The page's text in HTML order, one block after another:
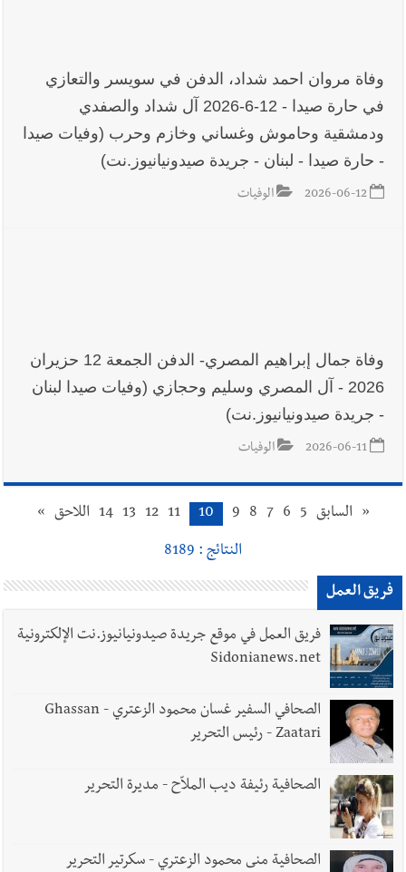
وفاة مروان احمد شداد، الدفن في سويسر والتعازي
في حارة صيدا - 12-6-2026 آل شداد والصفدي
ودمشقية وحاموش وغساني وخازم وحرب (وفيات صيدا
- حارة صيدا - لبنان - جريدة صيدونيانيوز.نت)
2026-06-12 الوفيات
وفاة جمال إبراهيم المصري- الدفن الجمعة 12 حزيران
2026 - آل المصري وسليم وحجازي (وفيات صيدا لبنان
- جريدة صيدونيانيوز.نت)
2026-06-11 الوفيات
« السابق 5
6
7
8
9
10
11
12
13
14 اللاحق »
النتائج : 8189
فريق العمل
فريق العمل في موقع جريدة صيدونيانيوز.نت الإلكترونية
Sidonianews.net
الصحافي السفير غسان محمود الزعتري - Ghassan
Zaatari - رئيس التحرير
الصحافية رئيفة ديب الملاّح - مديرة التحرير
الصحافية منى محمود الزعتري - سكرتير التحرير